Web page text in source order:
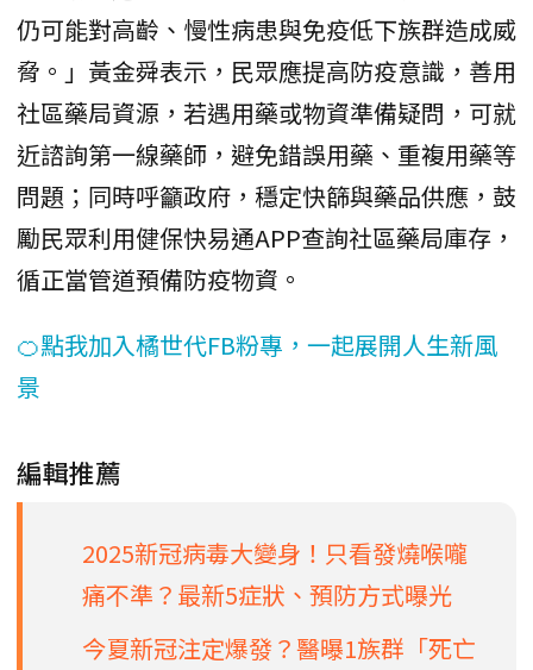
仍可能對高齡、慢性病患與免疫低下族群造成威
脅。」黃金舜表示，民眾應提高防疫意識，善用
社區藥局資源，若遇用藥或物資準備疑問，可就
近諮詢第一線藥師，避免錯誤用藥、重複用藥等
問題；同時呼籲政府，穩定快篩與藥品供應，鼓
勵民眾利用健保快易通APP查詢社區藥局庫存，
循正當管道預備防疫物資。
🍊點我加入橘世代FB粉專，一起展開人生新風
景
編輯推薦
2025新冠病毒大變身！只看發燒喉嚨
痛不準？最新5症狀、預防方式曝光
今夏新冠注定爆發？醫曝1族群「死亡